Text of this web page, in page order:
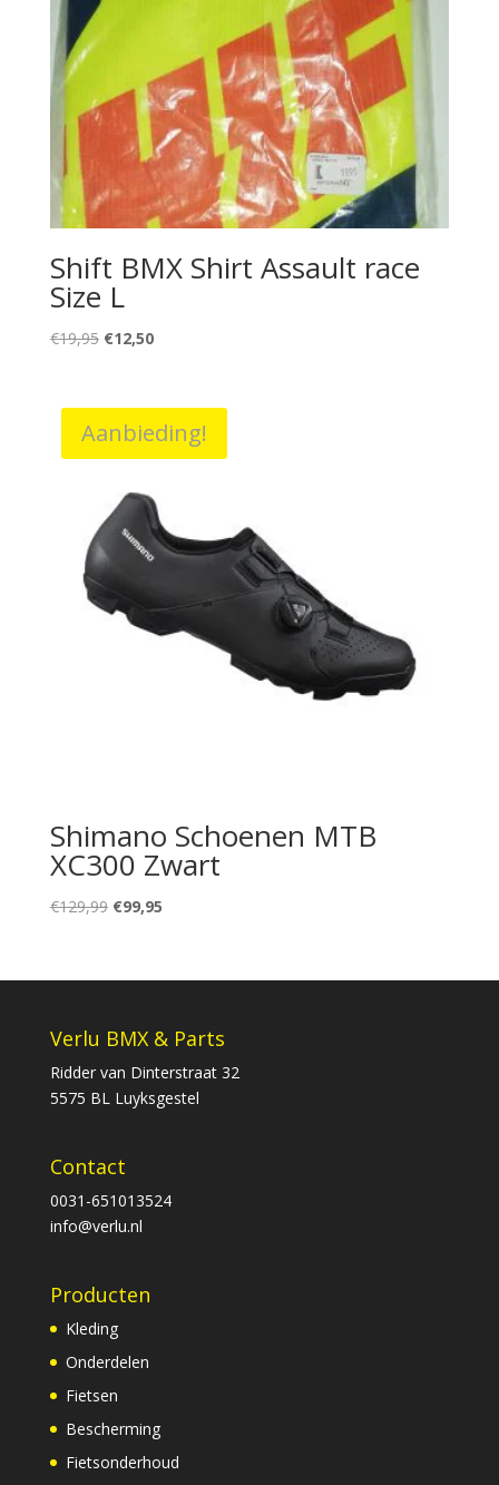
Shift BMX Shirt Assault race
Size L
€19,95 Oorspronkelijke
€19,95.
€12,50Huidige
€12,50.
Aanbieding!
Shimano Schoenen MTB
XC300 Zwart
€129,99 Oorspronkelijke
€129,99.
€99,95Huidige
€99,95.
Verlu BMX & Parts
Ridder van Dinterstraat 32
5575 BL Luyksgestel
Contact
0031-651013524
info@verlu.nl
Producten
Kleding
Onderdelen
Fietsen
Bescherming
Fietsonderhoud